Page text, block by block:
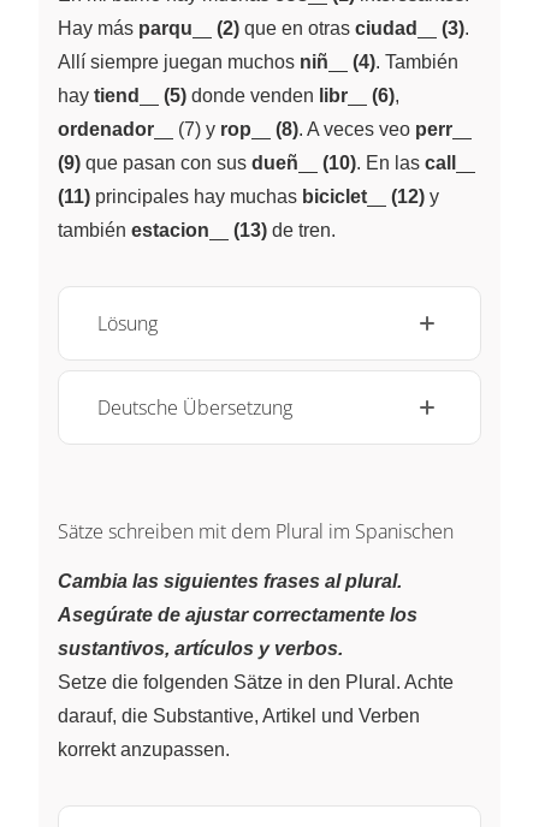
Hay más parqu \underline{~\;~}
(2) que en otras ciudad (3).
Allí siempre juegan muchos niñ \underline{~\;~}
(4). También
hay tiend \underline{~\;~}
(5) donde venden libr \underline{~\;~}
(6),
ordenador
\underline{~\;~}
(7) y rop \underline{~\;~}
(8). A veces veo perr
(9) que pasan con sus dueñ \underline{~\;~}
(10). En las call
(11) principales hay muchas biciclet \underline{~\;~}
(12) y
también estacion \underline{~\;~}
(13) de tren.
Lösung
Deutsche Übersetzung
Sätze schreiben mit dem Plural im Spanischen
Cambia las siguientes frases al plural.
Asegúrate de ajustar correctamente los
sustantivos, artículos y verbos.
Setze die folgenden Sätze in den Plural. Achte
darauf, die Substantive, Artikel und Verben
korrekt anzupassen.